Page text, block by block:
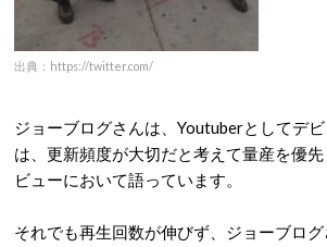
出典：https://twitter.com/
ジョーブログさんは、Youtuberとしてデ
は、更新頻度が大切だと考えて量産を優
ビューにおいて語っています。
それでも再生回数が伸びず、ジョーブロ